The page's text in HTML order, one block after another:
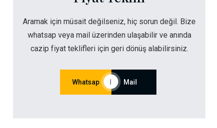
Aramak için müsait değilseniz, hiç sorun değil. Bize
whatsap veya mail üzerinden ulaşabilir ve anında
cazip fiyat teklifleri için geri dönüş alabilirsiniz.
Whatsap Mail